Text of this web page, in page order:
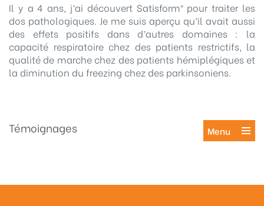
Il y a 4 ans, j’ai découvert Satisform® pour traiter les
dos pathologiques. Je me suis aperçu qu’il avait aussi
des effets positifs dans d’autres domaines : la
capacité respiratoire chez des patients restrictifs, la
qualité de marche chez des patients hémiplégiques et
la diminution du freezing chez des parkinsoniens.
Témoignages Menu